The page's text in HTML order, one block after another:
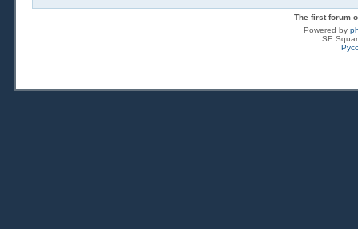
The first forum
Powered by
SE